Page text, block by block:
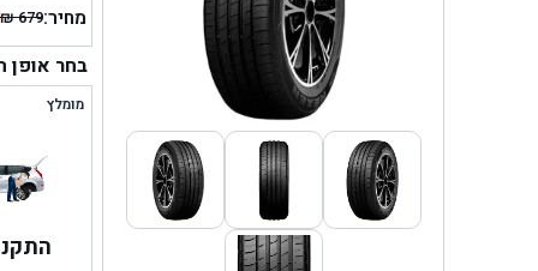
מחיר: ₪679
היה:
הוא:
בחר אופן
מומלץ